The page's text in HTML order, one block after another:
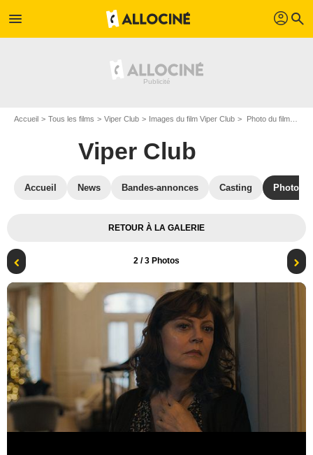
menu profil search
Accueil Tous les films Viper Club Images du film Viper Club Photo du film Viper Club - Photo 2
Viper Club
Accueil News Bandes-annonces Casting Photos
RETOUR À LA GALERIE
2 / 3 Photos